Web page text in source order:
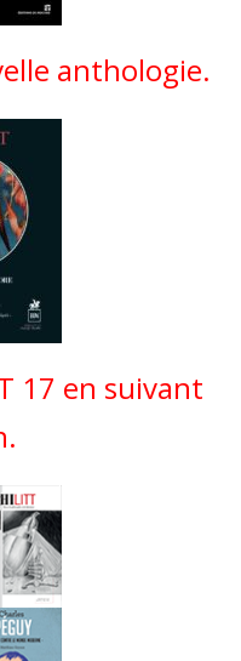
anthologie.
17 en suivant